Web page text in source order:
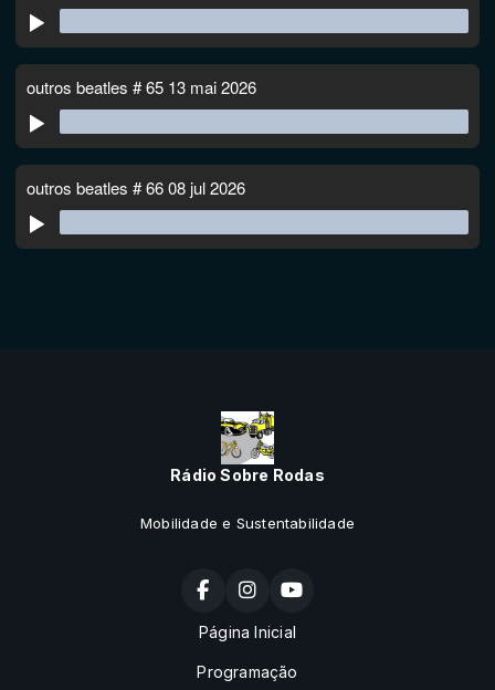
Rádio Sobre Rodas
Mobilidade e Sustentabilidade
Página Inicial
Programação